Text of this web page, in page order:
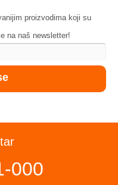
proizvodima koji su
na naš newsletter!
000